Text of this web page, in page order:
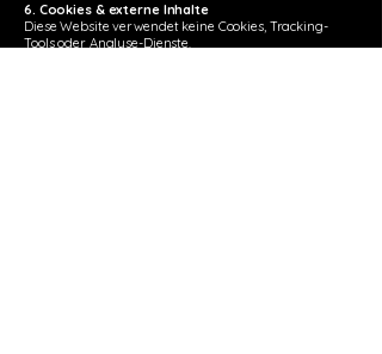
6. Cookies & externe Inhalte
Diese Website verwendet keine Cookies, Tracking-
Tools oder Analyse-Dienste.